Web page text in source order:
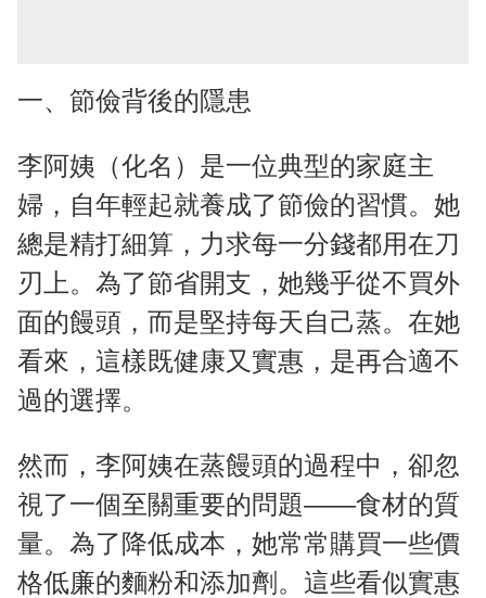
一、節儉背後的隱患
李阿姨（化名）是一位典型的家庭主
婦，自年輕起就養成了節儉的習慣。她
總是精打細算，力求每一分錢都用在刀
刃上。為了節省開支，她幾乎從不買外
面的饅頭，而是堅持每天自己蒸。在她
看來，這樣既健康又實惠，是再合適不
過的選擇。
然而，李阿姨在蒸饅頭的過程中，卻忽
視了一個至關重要的問題——食材的質
量。為了降低成本，她常常購買一些價
格低廉的麵粉和添加劑。這些看似實惠